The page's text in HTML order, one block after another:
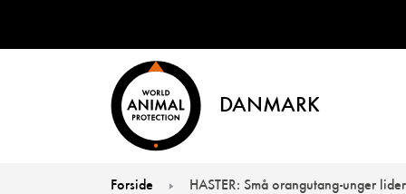
DANMARK
Forside HASTER: Små orangutang-unger